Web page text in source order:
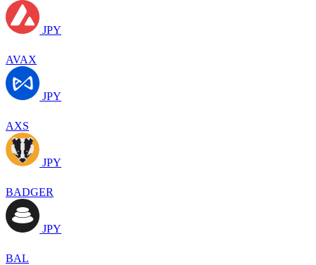
JPY
AVAX
JPY
AXS
JPY
BADGER
JPY
BAL